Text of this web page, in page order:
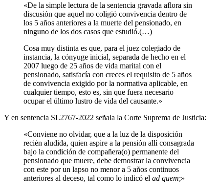
«De la simple lectura de la sentencia gravada aflora sin
discusión que aquel no coligió convivencia dentro de
los 5 años anteriores a la muerte del pensionado, en
ninguno de los dos casos que estudió.(…)
Cosa muy distinta es que, para el juez colegiado de
instancia, la cónyuge inicial, separada de hecho en el
2007 luego de 25 años de vida marital con el
pensionado, satisfacía con creces el requisito de 5 años
de convivencia exigido por la normativa aplicable, en
cualquier tiempo, esto es, sin que fuera necesario
ocupar el último lustro de vida del causante.»
Y en sentencia SL2767-2022 señala la Corte Suprema de Justicia:
«Conviene no olvidar, que a la luz de la disposición
recién aludida, quien aspire a la pensión allí consagrada
bajo la condición de compañera(o) permanente del
pensionado que muere, debe demostrar la convivencia
con este por un lapso no menor a 5 años continuos
anteriores al deceso, tal como lo indicó el ad quem;»